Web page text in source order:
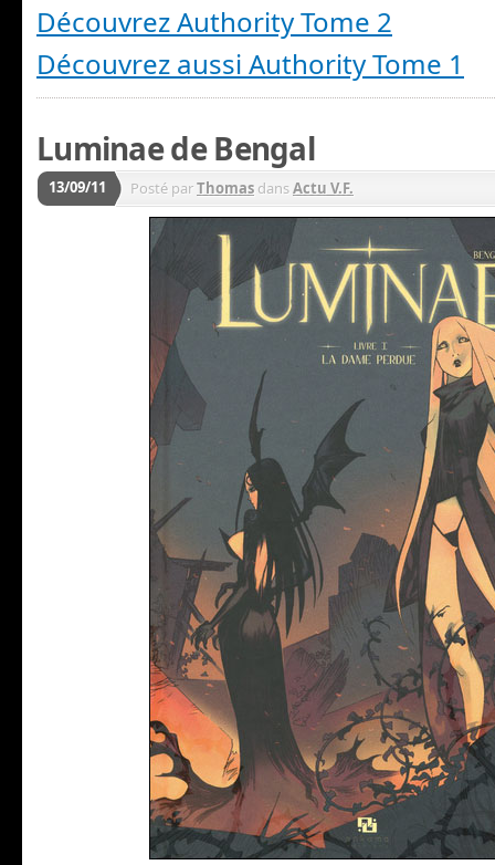
Découvrez Authority Tome 2
Découvrez aussi Authority Tome 1
Luminae de Bengal
13/09/11 Posté parThomas dansActu V.F.